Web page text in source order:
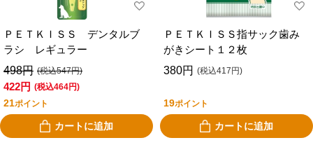
ＰＥＴＫＩＳＳ デンタルブ
ラシ レギュラー
498円 (税込547円)
422円 (税込464円)
21ポイント
カートに追加
ＰＥＴＫＩＳＳ指サック歯み
がきシート１２枚
380円 (税込417円)
19ポイント
カートに追加